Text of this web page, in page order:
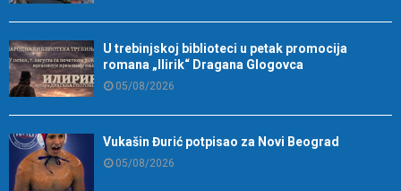
U trebinjskoj biblioteci u petak promocija
romana „Ilirik“ Dragana Glogovca
05/08/2026
Vukašin Đurić potpisao za Novi Beograd
05/08/2026